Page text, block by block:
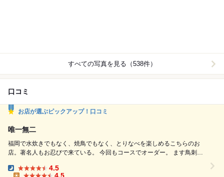
すべての写真を見る（538件）
口コミ
お店が選ぶピックアップ！口コミ
唯一無二
福岡で水炊きでもなく、焼鳥でもなく、とりなべを楽しめるこちらのお
店。著名人もお忍びで来ている。 今回もコースでオーダー。 ます鳥刺し
ニューも豊富。 ご馳走様です！ 天草大王を大量に使用しスープを作って
Dinner:
4.5